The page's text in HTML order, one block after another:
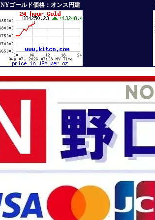
NYゴールド価格：オンス円建